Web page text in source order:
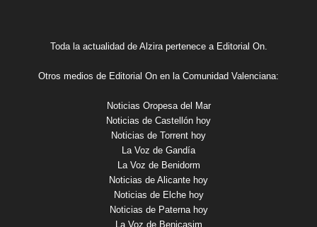
Toda la actualidad de Alzira pertenece a Editorial On.
Otros medios de Editorial On en la Comunidad Valenciana:
Noticias Oropesa del Mar
Noticias de Castellón hoy
Noticias de Torrent hoy
La Voz de Gandía
La Voz de Benidorm
Noticias de Alicante hoy
Noticias de Elche hoy
Noticias de Paterna hoy
La Voz de Benicasim